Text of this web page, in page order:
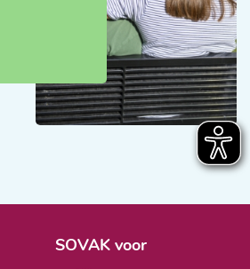
SOVAK voor